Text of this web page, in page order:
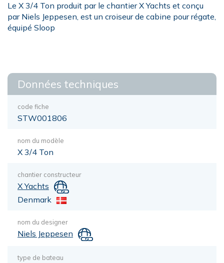
Le X 3/4 Ton produit par le chantier X Yachts et conçu
par Niels Jeppesen, est un croiseur de cabine pour régate,
équipé Sloop
Données techniques
code fiche
STW001806
nom du modèle
X 3/4 Ton
chantier constructeur
X Yachts
Denmark
nom du designer
Niels Jeppesen
type de bateau